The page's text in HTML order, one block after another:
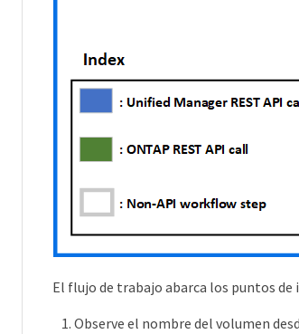
El flujo de trabajo abarca los puntos de
Observe el nombre del volumen